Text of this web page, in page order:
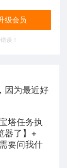
级会员
误！
因为最近好
塔任务执
器了】+
要问我什